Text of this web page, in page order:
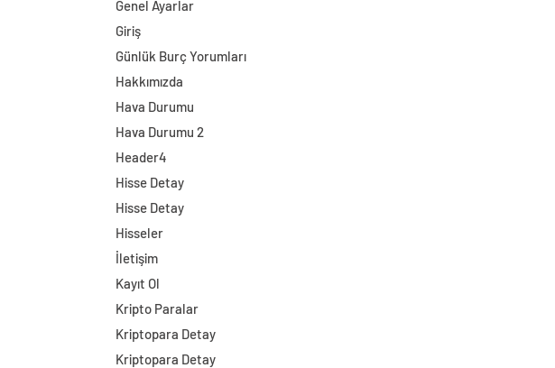
Genel Ayarlar
Giriş
Günlük Burç Yorumları
Hakkımızda
Hava Durumu
Hava Durumu 2
Header4
Hisse Detay
Hisse Detay
Hisseler
İletişim
Kayıt Ol
Kripto Paralar
Kriptopara Detay
Kriptopara Detay